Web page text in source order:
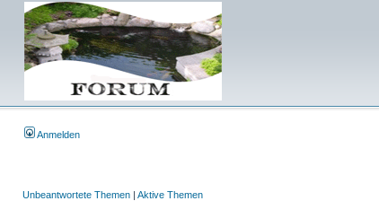
Anmelden
Unbeantwortete Themen | Aktive Themen